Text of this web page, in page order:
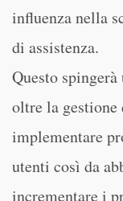
influenza nella
di assistenza.
Questo
oltre la gestione
implementare
utenti così da
incrementare i